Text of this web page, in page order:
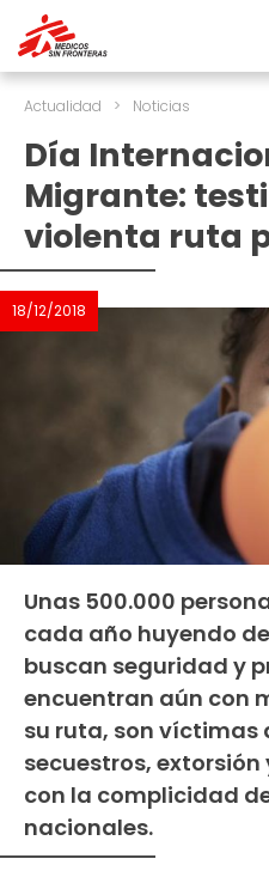
Actualidad > Noticias
Día
Migrante:
violenta ruta
18/12/2018
Unas 500.000
cada año huyendo
buscan seguridad y
encuentran aún con
su ruta, son víctimas
secuestros,
con la complicidad
nacionales.